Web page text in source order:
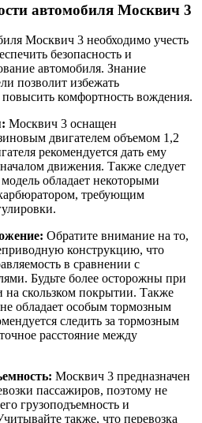
автомобиля Москвич 3
Москвич 3 необходимо учесть
безопасность и
автомобиля. Знание
позволит избежать
комфортность вождения.
Москвич 3 оснащен
двигателем объемом 1,2
рекомендуется дать ему
движения. Также следует
обладает некоторыми
требующим
Обратите внимание на то,
конструкцию, что
в сравнении с
Будьте более осторожны при
скользком покрытии. Также
обладает особым тормозным
следить за тормозным
расстояние между
Москвич 3 предназначен
пассажиров, поэтому не
грузоподъемность и
также, что перевозка